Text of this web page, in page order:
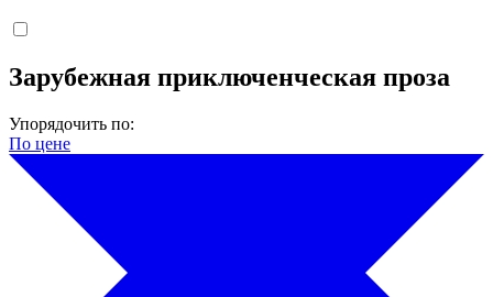
Зарубежная приключенческая проза
Упорядочить по:
По цене